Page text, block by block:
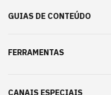
GUIAS DE CONTEÚDO
FERRAMENTAS
CANAIS ESPECIAIS